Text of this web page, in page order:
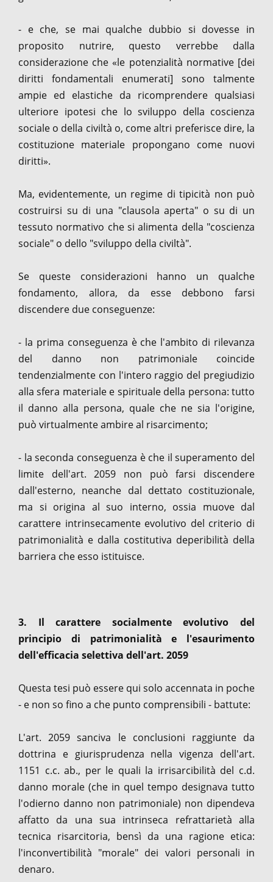
- e che, se mai qualche dubbio si dovesse in
proposito nutrire, questo verrebbe dalla
considerazione che «le potenzialità normative [dei
diritti fondamentali enumerati] sono talmente
ampie ed elastiche da ricomprendere qualsiasi
ulteriore ipotesi che lo sviluppo della coscienza
sociale o della civiltà o, come altri preferisce dire, la
costituzione materiale propongano come nuovi
diritti».
Ma, evidentemente, un regime di tipicità non può
costruirsi su di una "clausola aperta" o su di un
tessuto normativo che si alimenta della "coscienza
sociale" o dello "sviluppo della civiltà".
Se queste considerazioni hanno un qualche
fondamento, allora, da esse debbono farsi
discendere due conseguenze:
- la prima conseguenza è che l'ambito di rilevanza
del danno non patrimoniale coincide
tendenzialmente con l'intero raggio del pregiudizio
alla sfera materiale e spirituale della persona: tutto
il danno alla persona, quale che ne sia l'origine,
può virtualmente ambire al risarcimento;
- la seconda conseguenza è che il superamento del
limite dell'art. 2059 non può farsi discendere
dall'esterno, neanche dal dettato costituzionale,
ma si origina al suo interno, ossia muove dal
carattere intrinsecamente evolutivo del criterio di
patrimonialità e dalla costitutiva deperibilità della
barriera che esso istituisce.
3. Il carattere socialmente evolutivo del
principio di patrimonialità e l'esaurimento
dell'efficacia selettiva dell'art. 2059
Questa tesi può essere qui solo accennata in poche
- e non so fino a che punto comprensibili - battute:
L'art. 2059 sanciva le conclusioni raggiunte da
dottrina e giurisprudenza nella vigenza dell'art.
1151 c.c. ab., per le quali la irrisarcibilità del c.d.
danno morale (che in quel tempo designava tutto
l'odierno danno non patrimoniale) non dipendeva
affatto da una sua intrinseca refrattarietà alla
tecnica risarcitoria, bensì da una ragione etica:
l'inconvertibilità "morale" dei valori personali in
denaro.